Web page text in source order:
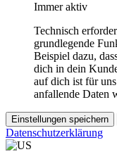
Immer aktiv
Technisch
grundlegende
Beispiel dazu,
dich in dein
auf dich ist für
anfallende Daten
Einstellungen speichern
Datenschutzerklärung